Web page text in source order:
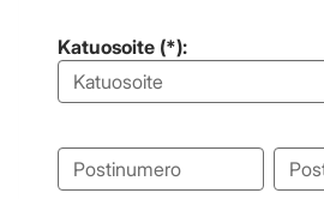
Katuosoite (*):